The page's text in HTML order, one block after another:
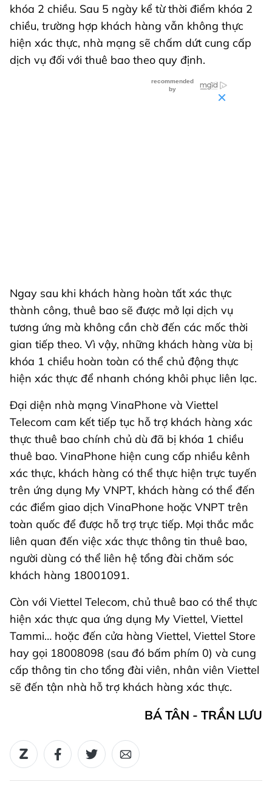
khóa 2 chiều. Sau 5 ngày kể từ thời điểm khóa 2
chiều, trường hợp khách hàng vẫn không thực
hiện xác thực, nhà mạng sẽ chấm dứt cung cấp
dịch vụ đối với thuê bao theo quy định.
Ngay sau khi khách hàng hoàn tất xác thực
thành công, thuê bao sẽ được mở lại dịch vụ
tương ứng mà không cần chờ đến các mốc thời
gian tiếp theo. Vì vậy, những khách hàng vừa bị
khóa 1 chiều hoàn toàn có thể chủ động thực
hiện xác thực để nhanh chóng khôi phục liên lạc.
Đại diện nhà mạng VinaPhone và Viettel
Telecom cam kết tiếp tục hỗ trợ khách hàng xác
thực thuê bao chính chủ dù đã bị khóa 1 chiều
thuê bao. VinaPhone hiện cung cấp nhiều kênh
xác thực, khách hàng có thể thực hiện trực tuyến
trên ứng dụng My VNPT, khách hàng có thể đến
các điểm giao dịch VinaPhone hoặc VNPT trên
toàn quốc để được hỗ trợ trực tiếp. Mọi thắc mắc
liên quan đến việc xác thực thông tin thuê bao,
người dùng có thể liên hệ tổng đài chăm sóc
khách hàng 18001091.
Còn với Viettel Telecom, chủ thuê bao có thể thực
hiện xác thực qua ứng dụng My Viettel, Viettel
Tammi… hoặc đến cửa hàng Viettel, Viettel Store
hay gọi 18008098 (sau đó bấm phím 0) và cung
cấp thông tin cho tổng đài viên, nhân viên Viettel
sẽ đến tận nhà hỗ trợ khách hàng xác thực.
BÁ TÂN - TRẦN LƯU